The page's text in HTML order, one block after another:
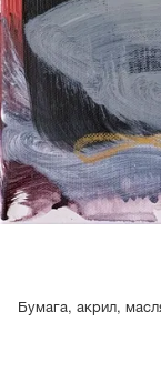
Бумага, акрил,